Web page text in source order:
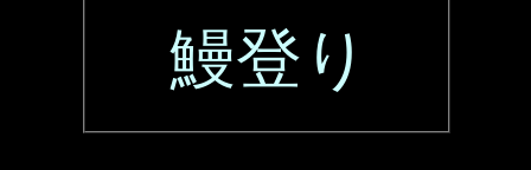
鰻登り